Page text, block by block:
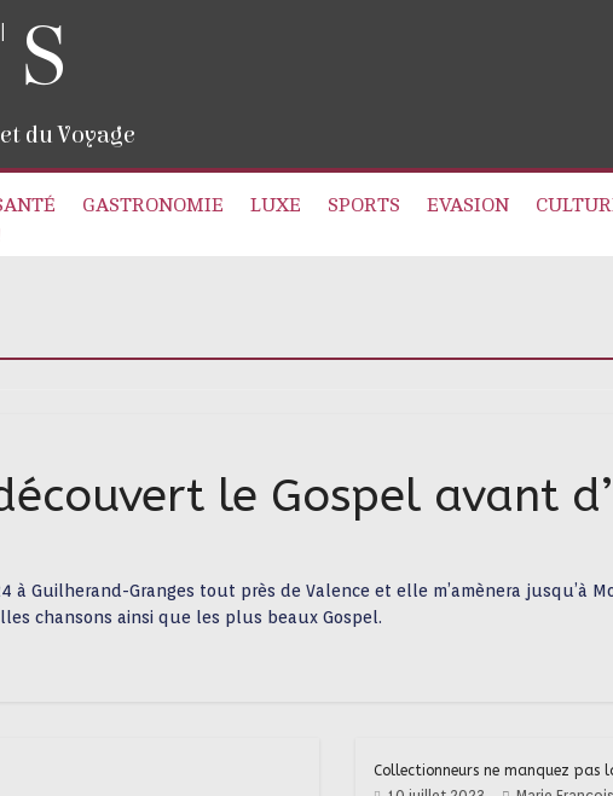
du Voyage
GASTRONOMIE LUXE SPORTS EVASION
le Gospel avant
Guilherand-Granges tout près de Valence et elle m’amènera jusqu’à
chansons ainsi que les plus beaux Gospel.
Collectionneurs ne manquez pas